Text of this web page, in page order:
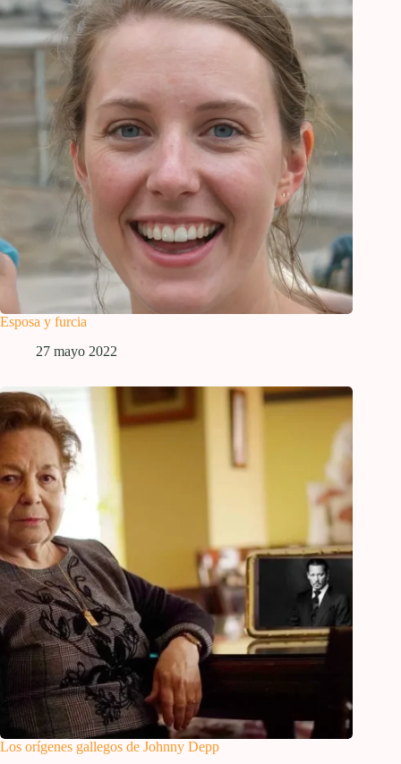
Esposa y furcia
27 mayo 2022
Los orígenes gallegos de Johnny Depp